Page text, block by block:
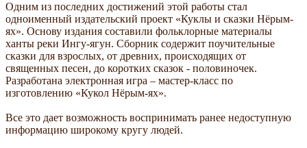
Одним из последних достижений этой работы стал
одноименный издательский проект «Куклы и сказки Нёрым-
ях». Основу издания составили фольклорные материалы
ханты реки Ингу-ягун. Сборник содержит поучительные
сказки для взрослых, от древних, происходящих от
священных песен, до коротких сказок - половиночек.
Разработана электронная игра – мастер-класс по
изготовлению «Кукол Нёрым-ях».
Все это дает возможность воспринимать ранее недоступную
информацию широкому кругу людей.